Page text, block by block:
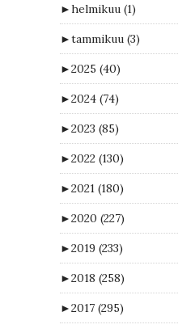
►helmikuu (1)
►tammikuu (3)
►2025 (40)
►2024 (74)
►2023 (85)
►2022 (130)
►2021 (180)
►2020 (227)
►2019 (233)
►2018 (258)
►2017 (295)